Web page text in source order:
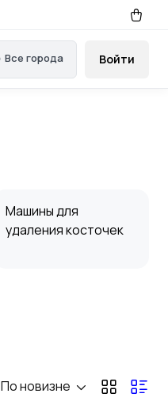
Все города Войти
Машины для
удаления косточек
Дозаторы овощей
По новизне